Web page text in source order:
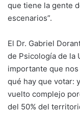
que tiene la gente
escenarios”.
El Dr. Gabriel
de Psicología de la
importante que
qué hay que votar:
vuelto complejo
del 50% del